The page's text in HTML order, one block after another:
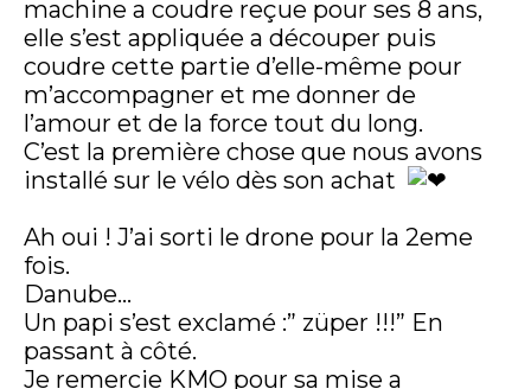
machine a coudre reçue pour ses 8 ans,
elle s’est appliquée a découper puis
coudre cette partie d’elle-même pour
m’accompagner et me donner de
l’amour et de la force tout du long.
C’est la première chose que nous avons
installé sur le vélo dès son achat
Ah oui ! J’ai sorti le drone pour la 2eme
fois.
Danube…
Un papi s’est exclamé :” züper !!!” En
passant à côté.
Je remercie KMO pour sa mise a